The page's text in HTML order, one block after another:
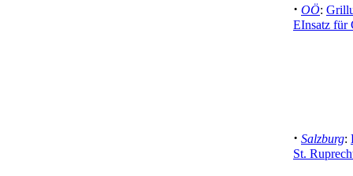
· OÖ:
EInsatz für
· Salzburg:
St.